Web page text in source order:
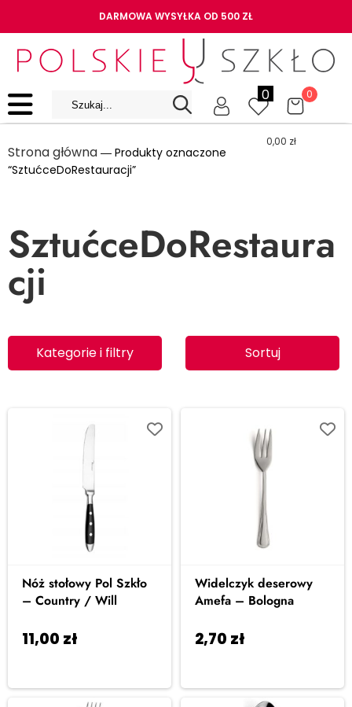
DARMOWA WYSYŁKA OD 500 ZŁ
0 0
0,00 zł
Strona główna ― Produkty oznaczone
“SztućceDoRestauracji”
SztućceDoRestaura
cji
Kategorie i filtry Sortuj
Nóż stołowy Pol Szkło
– Country / Will
11,00 zł
Widelczyk deserowy
Amefa – Bologna
2,70 zł